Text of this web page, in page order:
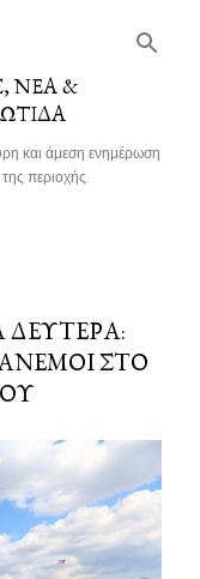
ΝΈΑ &
και άμεση ενημέρωση
της περιοχής.
ΣΤΟ